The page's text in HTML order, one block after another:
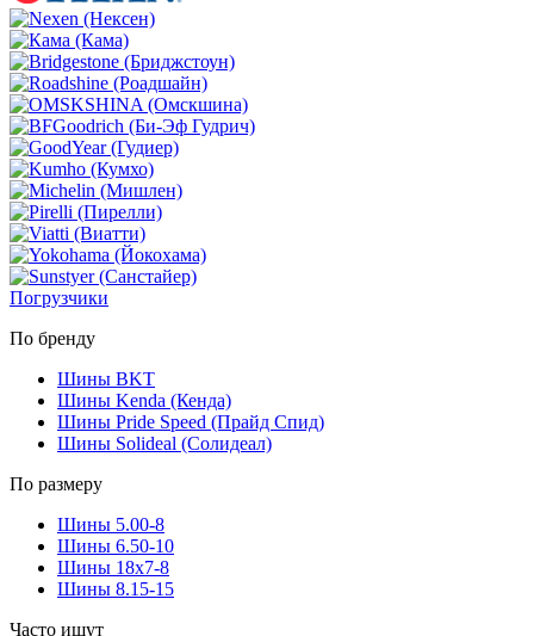
Погрузчики
По бренду
Шины BKT
Шины Kenda (Кенда)
Шины Pride Speed (Прайд Спид)
Шины Solideal (Солидеал)
По размеру
Шины 5.00-8
Шины 6.50-10
Шины 18x7-8
Шины 8.15-15
Часто ищут